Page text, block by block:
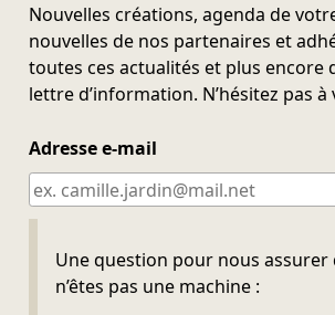
Nouvelles créations, agenda de
nouvelles de nos partenaires et
toutes ces actualités et plus encore
lettre d’information. N’hésitez pas
Adresse e-mail
Une question pour nous assurer
n’êtes pas une machine :
Ne pas remplir